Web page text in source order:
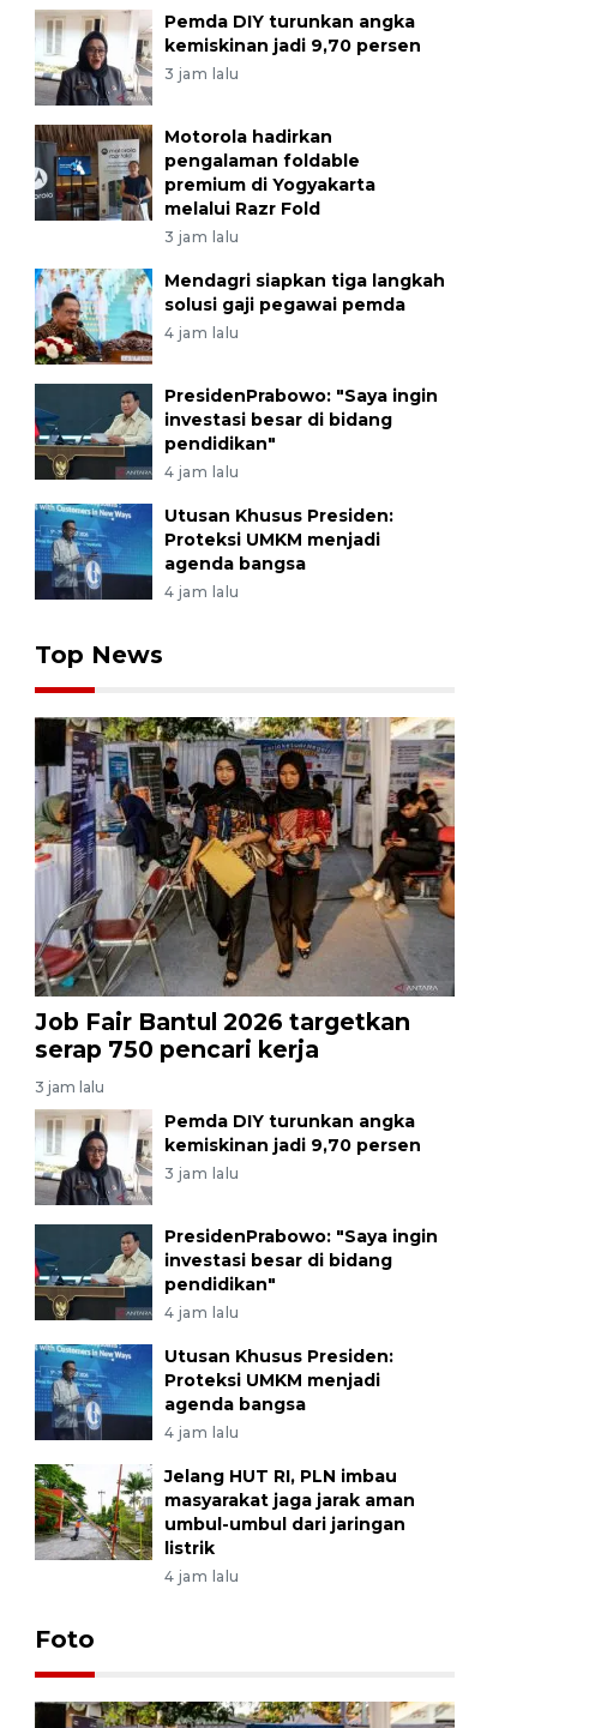
Pemda DIY turunkan angka
kemiskinan jadi 9,70 persen
3 jam lalu
Motorola hadirkan
pengalaman foldable
premium di Yogyakarta
melalui Razr Fold
3 jam lalu
Mendagri siapkan tiga langkah
solusi gaji pegawai pemda
4 jam lalu
PresidenPrabowo: "Saya ingin
investasi besar di bidang
pendidikan"
4 jam lalu
Utusan Khusus Presiden:
Proteksi UMKM menjadi
agenda bangsa
4 jam lalu
Top News
Job Fair Bantul 2026 targetkan
serap 750 pencari kerja
3 jam lalu
Pemda DIY turunkan angka
kemiskinan jadi 9,70 persen
3 jam lalu
PresidenPrabowo: "Saya ingin
investasi besar di bidang
pendidikan"
4 jam lalu
Utusan Khusus Presiden:
Proteksi UMKM menjadi
agenda bangsa
4 jam lalu
Jelang HUT RI, PLN imbau
masyarakat jaga jarak aman
umbul-umbul dari jaringan
listrik
4 jam lalu
Foto